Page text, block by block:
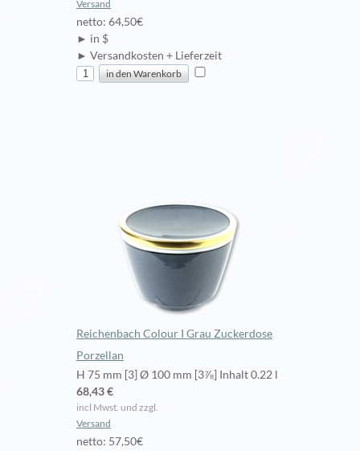
Versand
netto: 64,50€
► in $
► Versandkosten + Lieferzeit
Reichenbach Colour I Grau Zuckerdose
Porzellan
H 75 mm [3] Ø 100 mm [3⅞] Inhalt 0.22 l
68,43 €
incl Mwst. und zzgl.
Versand
netto: 57,50€